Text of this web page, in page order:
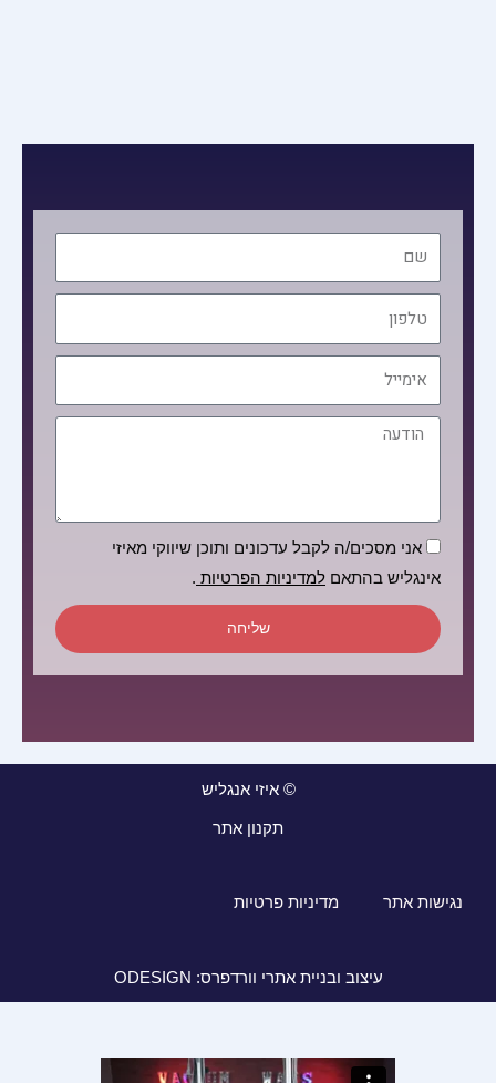
טלפון
הודעה
הסכמה
אני מסכים/ה לקבל עדכונים ותוכן שיווקי מאיזי
אינגליש בהתאם למדיניות הפרטיות .
שליחה
© איזי אנגליש
תקנון אתר
נגישות אתר מדיניות פרטיות
עיצוב ובניית אתרי וורדפרס: ODESIGN